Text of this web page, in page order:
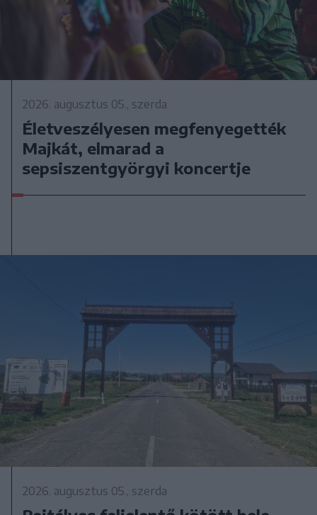
2026. augusztus 05., szerda
Életveszélyesen megfenyegették
Majkát, elmarad a
sepsiszentgyörgyi koncertje
2026. augusztus 05., szerda